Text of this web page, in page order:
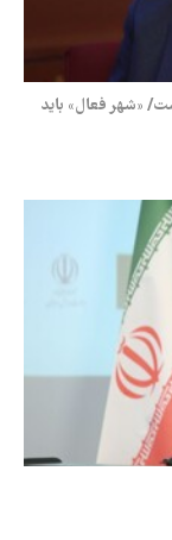
ورزش ایرانی‌ها ۱۳ دقیقه است/ «شهر فعال» باید